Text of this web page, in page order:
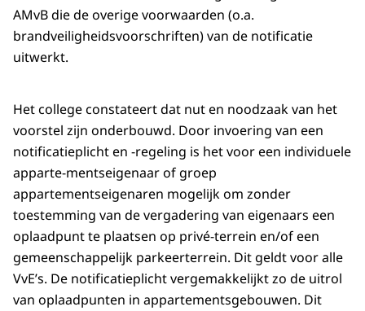
AMvB die de overige voorwaarden (o.a.
brandveiligheidsvoorschriften) van de notificatie
uitwerkt.
Het college constateert dat nut en noodzaak van het
voorstel zijn onderbouwd. Door invoering van een
notificatieplicht en -regeling is het voor een individuele
apparte-mentseigenaar of groep
appartementseigenaren mogelijk om zonder
toestemming van de vergadering van eigenaars een
oplaadpunt te plaatsen op privé-terrein en/of een
gemeenschappelijk parkeerterrein. Dit geldt voor alle
VvE’s. De notificatieplicht vergemakkelijkt zo de uitrol
van oplaadpunten in appartementsgebouwen. Dit